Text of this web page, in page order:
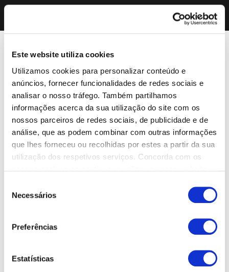
Este website utiliza cookies
Utilizamos cookies para personalizar conteúdo e
anúncios, fornecer funcionalidades de redes sociais e
analisar o nosso tráfego. Também partilhamos
informações acerca da sua utilização do site com os
nossos parceiros de redes sociais, de publicidade e de
análise, que as podem combinar com outras informações
que lhes forneceu ou recolhidas por estes a partir da sua
utilização dos respetivos serviços. Concorda com os
Necessários
Preferências
Estatísticas